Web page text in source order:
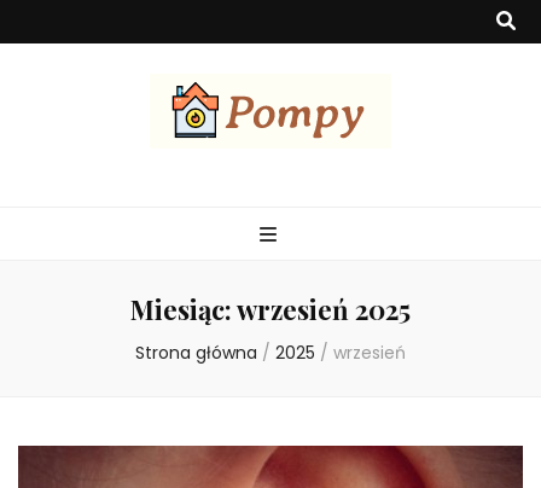
Miesiąc:wrzesień 2025
Strona główna / 2025 / wrzesień